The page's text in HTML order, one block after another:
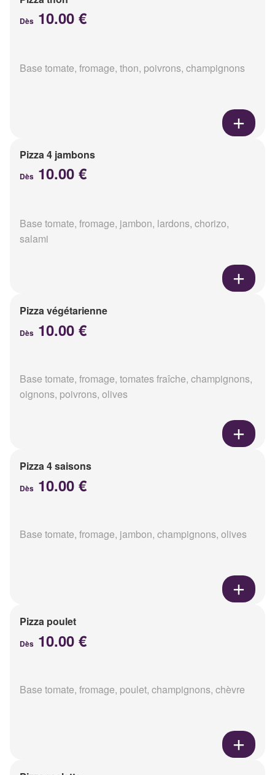
Dès 10.00 €
Base tomate, fromage, thon, poivrons, champignons
Pizza 4 jambons
Dès 10.00 €
Base tomate, fromage, jambon, lardons, chorizo,
salami
Pizza végétarienne
Dès 10.00 €
Base tomate, fromage, tomates fraîche, champignons,
oignons, poivrons, olives
Pizza 4 saisons
Dès 10.00 €
Base tomate, fromage, jambon, champignons, olives
Pizza poulet
Dès 10.00 €
Base tomate, fromage, poulet, champignons, chèvre